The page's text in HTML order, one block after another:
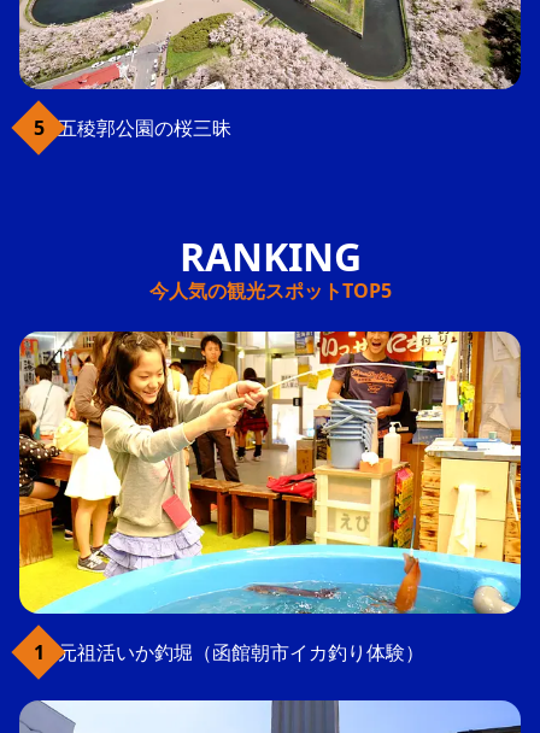
五稜郭公園の桜三昧
今人気の観光スポットTOP5
元祖活いか釣堀（函館朝市イカ釣り体験）